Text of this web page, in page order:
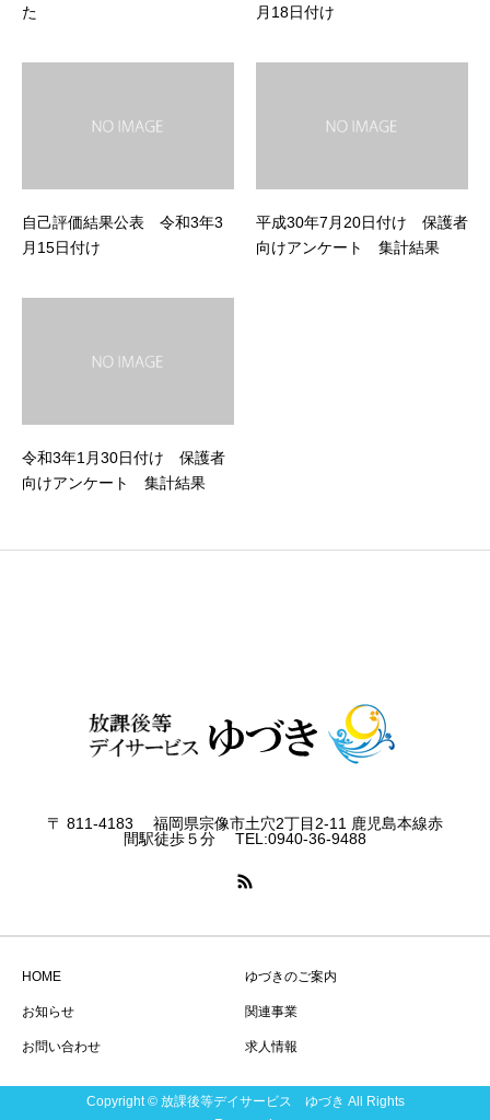
た
月18日付け
自己評価結果公表 令和3年3
月15日付け
平成30年7月20日付け 保護者
向けアンケート 集計結果
令和3年1月30日付け 保護者
向けアンケート 集計結果
〒 811-4183 福岡県宗像市土穴2丁目2-11 鹿児島本線赤
間駅徒歩５分 TEL:0940-36-9488
HOME ゆづきのご案内
お知らせ 関連事業
お問い合わせ 求人情報
Copyright © 放課後等デイサービス ゆづき All Rights